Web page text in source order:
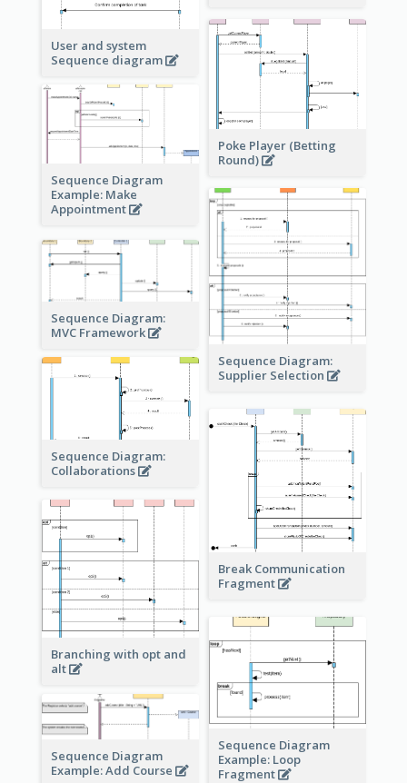
User and system
Sequence diagram
Poke Player (Betting
Round)
Sequence Diagram
Example: Make
Appointment
Sequence Diagram:
Supplier Selection
Sequence Diagram:
MVC Framework
Sequence Diagram:
Collaborations
Break Communication
Fragment
Branching with opt and
alt
Sequence Diagram
Example: Loop
Fragment
Sequence Diagram
Example: Add Course